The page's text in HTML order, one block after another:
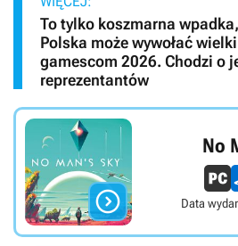
To tylko koszmarna
Polska może wywołać
gamescom 2026. Chodzi o
reprezentantów

No
Data